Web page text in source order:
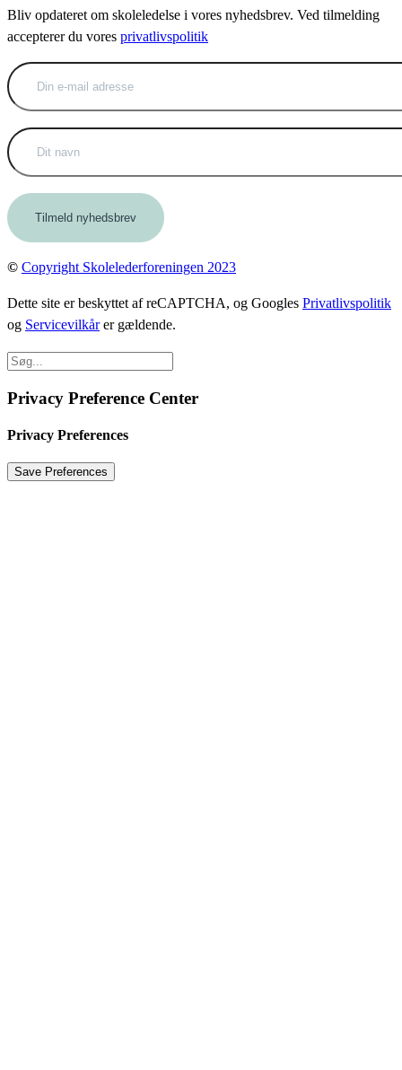
Bliv opdateret om skoleledelse i vores nyhedsbrev. Ved tilmelding
accepterer du vores privatlivspolitik
© Copyright Skolelederforeningen 2023
Dette site er beskyttet af reCAPTCHA, og Googles Privatlivspolitik
og Servicevilkårer gældende.
Privacy Preference Center
Privacy Preferences